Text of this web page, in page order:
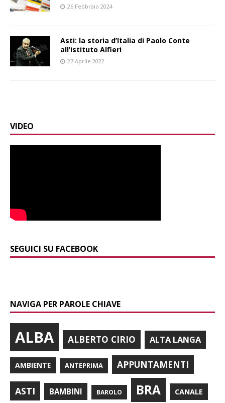
26 Febbraio 2024
Asti: la storia d’Italia di Paolo Conte
all’istituto Alfieri
27 Aprile 2022
VIDEO
SEGUICI SU FACEBOOK
NAVIGA PER PAROLE CHIAVE
ALBA ALBERTO CIRIO ALTA LANGA
AMBIENTE ANTEPRIMA APPUNTAMENTI
ASTI BAMBINI BAROLO BRA CANALE